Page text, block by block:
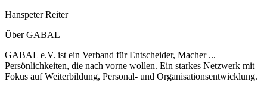
Hanspeter Reiter
Über GABAL
GABAL e.V. ist ein Verband für Entscheider, Macher ...
Persönlichkeiten, die nach vorne wollen. Ein starkes Netzwerk mit
Fokus auf Weiterbildung, Personal- und Organisationsentwicklung.